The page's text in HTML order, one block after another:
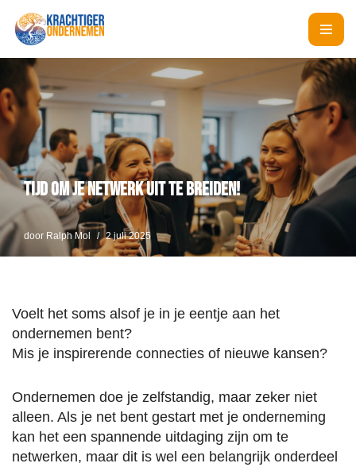
Ga
naar
inhoud
Tijd om je netwerk uit te breiden!
door Ralph Mol 2 juli 2025
Voelt het soms alsof je in je eentje aan het
ondernemen bent?
Mis je inspirerende connecties of nieuwe kansen?
Ondernemen doe je zelfstandig, maar zeker niet
alleen. Als je net bent gestart met je onderneming
kan het een spannende uitdaging zijn om te
netwerken, maar dit is wel een belangrijk onderdeel